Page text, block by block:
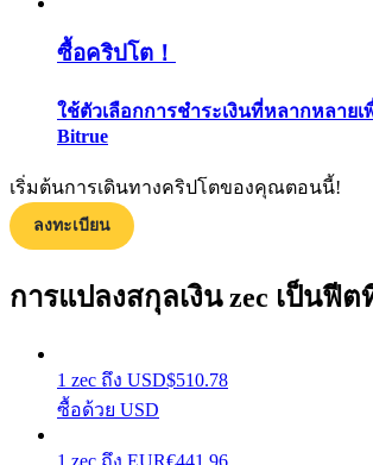
ได้รับ
ซื้อคริปโต！
ใช้ตัวเลือกการชำระเงินที่หลากหลายเ
Bitrue
เริ่มต้นการเดินทางคริปโตของคุณตอนนี้!
ลงทะเบียน
การแปลงสกุลเงิน zec เป็นฟี
1 zec ถึง USD$510.78
ซื้อด้วย USD
1 zec ถึง EUR€441.96